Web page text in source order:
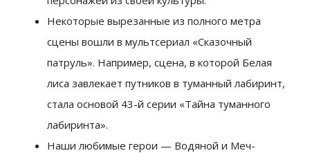
Некоторые вырезанные из полного метра
сцены вошли в мультсериал «Сказочный
патруль». Например, сцена, в которой Белая
лиса завлекает путников в туманный лабиринт,
стала основой 43-й серии «Тайна туманного
лабиринта».
Наши любимые герои — Водяной и Меч-